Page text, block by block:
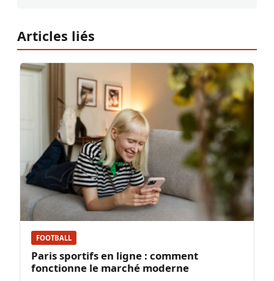
Articles liés
FOOTBALL
Paris sportifs en ligne : comment
fonctionne le marché moderne